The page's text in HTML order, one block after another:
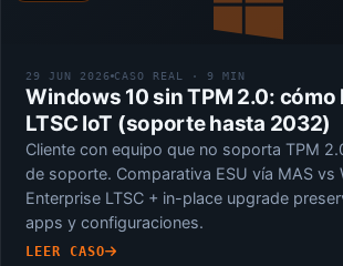
29 JUN 2026 CASO REAL · 9 MIN
Windows 10 sin TPM 2.0: cómo
LTSC IoT (soporte hasta 2032)
Cliente con equipo que no soporta TPM
de soporte. Comparativa ESU vía MAS vs
Enterprise LTSC + in-place upgrade
apps y configuraciones.
LEER CASO